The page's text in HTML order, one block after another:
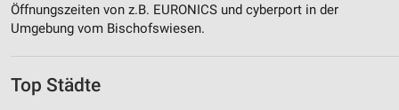
Öffnungszeiten von z.B. EURONICS und cyberport in der
Umgebung vom Bischofswiesen.
Top Städte